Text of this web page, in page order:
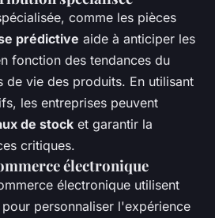
comme les pièces
prédictive aide à anticiper les
fonction des tendances du
de vie des produits. En utilisant
les entreprises peuvent
de stock et garantir la
critiques.
électronique
électronique utilisent
pour personnaliser l'expérience